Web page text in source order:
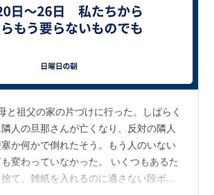
祖父の家の片づけに行った。しばらく
人の旦那さんが亡くなり、反対の隣人
か何かで倒れたそう。もう人のいない
変わっていなかった。 いくつもあるた
て、雑紙を入れるのに適さない段ボー